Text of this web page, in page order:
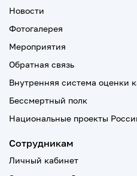
Новости
Фотогалерея
Мероприятия
Обратная связь
Внутренняя система оценки
Бессмертный полк
Национальные проекты
Сотрудникам
Личный кабинет